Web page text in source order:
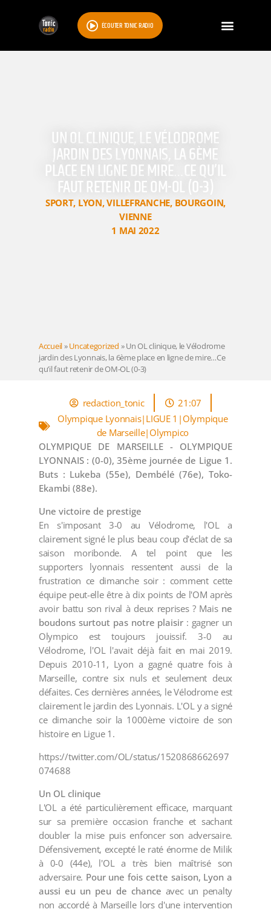
ÉCOUTER TONIC RADIO
UN OL CLINIQUE, LE VÉLODROME
JARDIN DES LYONNAIS, LA 6ÈME
PLACE EN LIGNE DE MIRE…CE QU’IL
FAUT RETENIR DE OM-OL (0-3)
SPORT, LYON,VILLEFRANCHE, BOURGOIN,
VIENNE
1 MAI 2022
Accueil»Uncategorized »Un OL clinique, le Vélodrome
jardin des Lyonnais, la 6ème place en ligne de mire…Ce
qu’il faut retenir de OM-OL (0-3)
redaction_tonic
21:07
Olympique Lyonnais|LIGUE 1|Olympique
de Marseille|Olympico
OLYMPIQUE DE MARSEILLE - OLYMPIQUE
LYONNAIS : (0-0), 35ème journée de Ligue 1.
Buts : Lukeba (55e), Dembélé (76e), Toko-
Ekambi (88e).
Une victoire de prestige
En s'imposant 3-0 au Vélodrome, l'OL a
clairement signé le plus beau coup d'éclat de sa
saison moribonde. A tel point que les
supporters lyonnais ressentent aussi de la
frustration ce dimanche soir : comment cette
équipe peut-elle être à dix points de l'OM après
avoir battu son rival à deux reprises ? Mais ne
boudons surtout pas notre plaisir : gagner un
Olympico est toujours jouissif. 3-0 au
Vélodrome, l'OL l'avait déjà fait en mai 2019.
Depuis 2010-11, Lyon a gagné quatre fois à
Marseille, contre six nuls et seulement deux
défaites. Ces dernières années, le Vélodrome est
clairement le jardin des Lyonnais. L'OL y a signé
ce dimanche soir la 1000ème victoire de son
histoire en Ligue 1.
https://twitter.com/OL/status/1520868662697
074688
Un OL clinique
L'OL a été particulièrement efficace, marquant
sur sa première occasion franche et sachant
doubler la mise puis enfoncer son adversaire.
Défensivement, excepté le raté énorme de Milik
à 0-0 (44e), l'OL a très bien maîtrisé son
adversaire. Pour une fois cette saison, Lyon a
aussi eu un peu de chance avec un penalty
non accordé à Marseille lors d'une intervention